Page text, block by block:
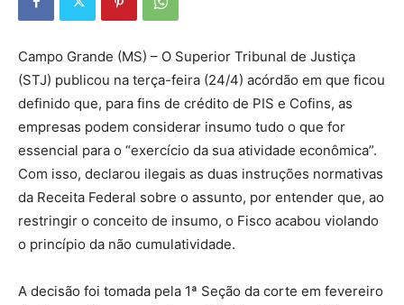
Campo Grande (MS) – O Superior Tribunal de Justiça
(STJ) publicou na terça-feira (24/4) acórdão em que ficou
definido que, para fins de crédito de PIS e Cofins, as
empresas podem considerar insumo tudo o que for
essencial para o “exercício da sua atividade econômica”.
Com isso, declarou ilegais as duas instruções normativas
da Receita Federal sobre o assunto, por entender que, ao
restringir o conceito de insumo, o Fisco acabou violando
o princípio da não cumulatividade.
A decisão foi tomada pela 1ª Seção da corte em fevereiro